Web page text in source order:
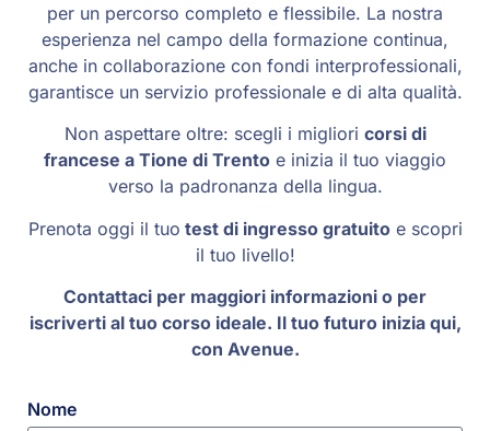
per un percorso completo e flessibile. La nostra
esperienza nel campo della formazione continua,
anche in collaborazione con fondi interprofessionali,
garantisce un servizio professionale e di alta qualità.
Non aspettare oltre: scegli i migliori corsi di
francese a Tione di Trento e inizia il tuo viaggio
verso la padronanza della lingua.
Prenota oggi il tuo test di ingresso gratuitoe scopri
il tuo livello!
Contattaci per maggiori informazioni o per
iscriverti al tuo corso ideale. Il tuo futuro inizia qui,
con Avenue.
Nome